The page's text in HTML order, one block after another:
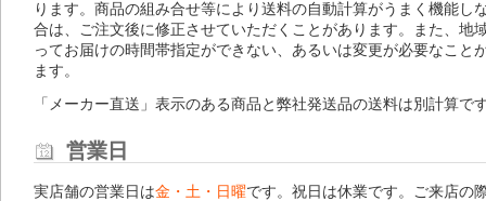
ります。商品の組み合せ等により送料の自動計算がうまく機能し
合は、ご注文後に修正させていただくことがあります。また、地
ってお届けの時間帯指定ができない、あるいは変更が必要なこと
ます。
「メーカー直送」表示のある商品と弊社発送品の送料は別計算で
営業日
実店舗の営業日は金・土・日曜です。祝日は休業です。ご来店の